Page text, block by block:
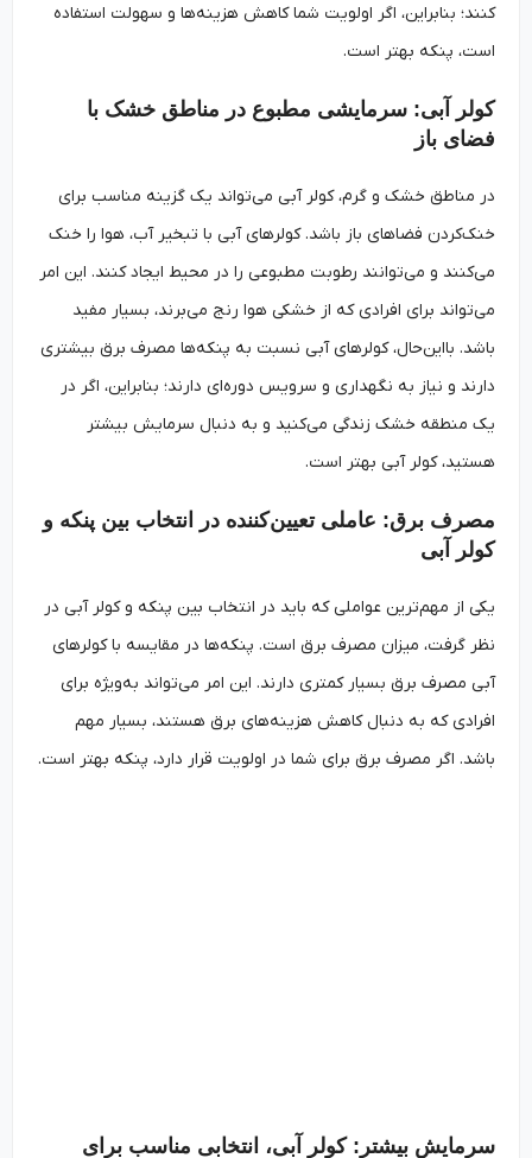
کنند؛ بنابراین، اگر اولویت شما کاهش هزینه‌ها و سهولت استفاده
است، پنکه بهتر است.
کولر آبی: سرمایشی مطبوع در مناطق خشک با
فضای باز
در مناطق خشک و گرم، کولر آبی می‌تواند یک گزینه مناسب برای
خنک‌کردن فضاهای باز باشد. کولرهای آبی با تبخیر آب، هوا را خنک
می‌کنند و می‌توانند رطوبت مطبوعی را در محیط ایجاد کنند. این امر
می‌تواند برای افرادی که از خشکی هوا رنج می‌برند، بسیار مفید
باشد. بااین‌حال، کولرهای آبی نسبت به پنکه‌ها مصرف برق بیشتری
دارند و نیاز به نگهداری و سرویس دوره‌ای دارند؛ بنابراین، اگر در
یک منطقه خشک زندگی می‌کنید و به دنبال سرمایش بیشتر
هستید، کولر آبی بهتر است.
مصرف برق: عاملی تعیین‌کننده در انتخاب بین پنکه و
کولر آبی
یکی از مهم‌ترین عواملی که باید در انتخاب بین پنکه و کولر آبی در
نظر گرفت، میزان مصرف برق است. پنکه‌ها در مقایسه با کولرهای
آبی مصرف برق بسیار کمتری دارند. این امر می‌تواند به‌ویژه برای
افرادی که به دنبال کاهش هزینه‌های برق هستند، بسیار مهم
باشد. اگر مصرف برق برای شما در اولویت قرار دارد، پنکه بهتر است.
سرمایش بیشتر: کولر آبی، انتخابی مناسب برای